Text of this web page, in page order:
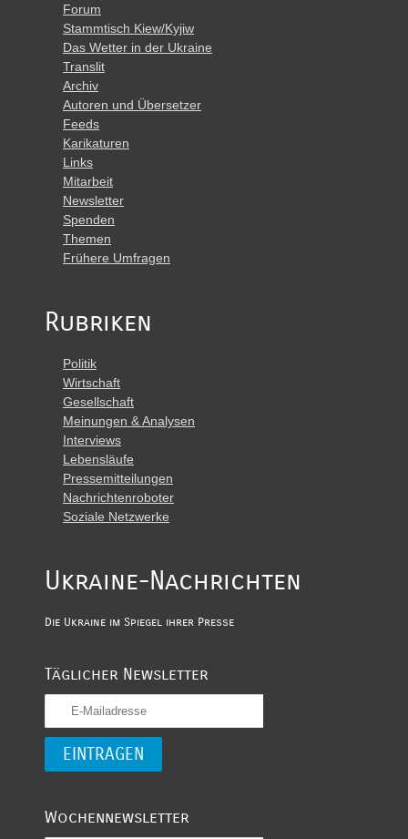
Forum
Stammtisch Kiew/Kyjiw
Das Wetter in der Ukraine
Translit
Archiv
Autoren und Übersetzer
Feeds
Karikaturen
Links
Mitarbeit
Newsletter
Spenden
Themen
Frühere Umfragen
Rubriken
Politik
Wirtschaft
Gesellschaft
Meinungen & Analysen
Interviews
Lebensläufe
Pressemitteilungen
Nachrichtenroboter
Soziale Netzwerke
Ukraine-Nachrichten
Die Ukraine im Spiegel ihrer Presse
Täglicher Newsletter
Wochennewsletter